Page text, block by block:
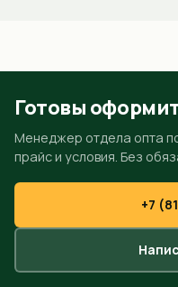
Готовы
Менеджер отдела опта
прайс и условия. Без
+7